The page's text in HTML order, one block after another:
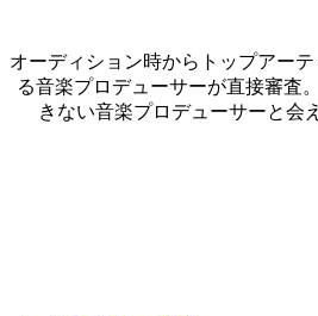
オーディション時からトップアー
る音楽プロデューサーが直接審査
きない音楽プロデューサーと会